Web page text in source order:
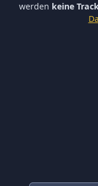
* Alle Preise inkl.
werden keine